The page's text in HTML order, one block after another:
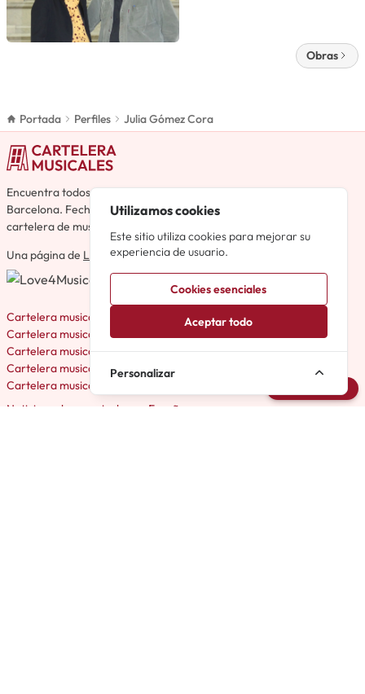
Obras
Portada Perfiles Julia Gómez Cora
Encuentra todos los musicales de toda España, no solo Madrid y
Barcelona. Fechas, horarios, reseñas, reparto y detalles en la
cartelera de musicales más completa de España.
Una página de Love4Musicals
Cartelera musicales en Madrid
Cartelera musicales en Barcelona
Cartelera musicales en Valencia
Cartelera musicales en Málaga
Cartelera musicales en Bilbao
Noticias sobre musicales en España
Utilizamos cookies
Este sitio utiliza cookies para mejorar su
experiencia de usuario.
Cookies esenciales
Aceptar todo
Personalizar